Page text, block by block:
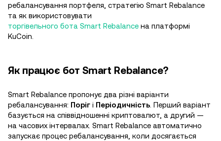
ребалансування портфеля, стратегію Smart Rebalance
та як використовувати
торгівельного бота Smart Rebalance на платформі
KuCoin.
Як працює бот Smart Rebalance?
Smart Rebalance пропонує два різні варіанти
ребалансування: Поріг і Періодичність . Перший варіант
базується на співвідношенні криптовалют, а другий —
на часових інтервалах. Smart Rebalance автоматично
запускає процес ребалансування, коли досягається